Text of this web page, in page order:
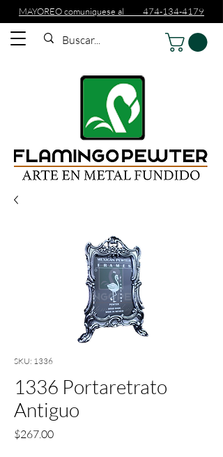
MAYOREO comuniquese al 474-134-4179
SKU: 1336
1336 Portaretrato
Antiguo
$267.00Precio